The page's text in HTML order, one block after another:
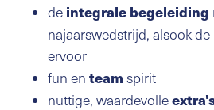
de integrale begeleiding
najaarswedstrijd, alsook de
ervoor
fun en team spirit
nuttige, waardevolle